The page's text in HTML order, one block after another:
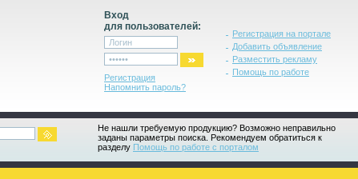
Вход
для пользователей:
Регистрация
Напомнить пароль?
Регистрация на портале
Добавить объявление
Разместить рекламу
Помощь по работе
Не нашли требуемую продукцию? Возможно неправильно
заданы параметры поиска. Рекомендуем обратиться к
разделу Помощь по работе с порталом